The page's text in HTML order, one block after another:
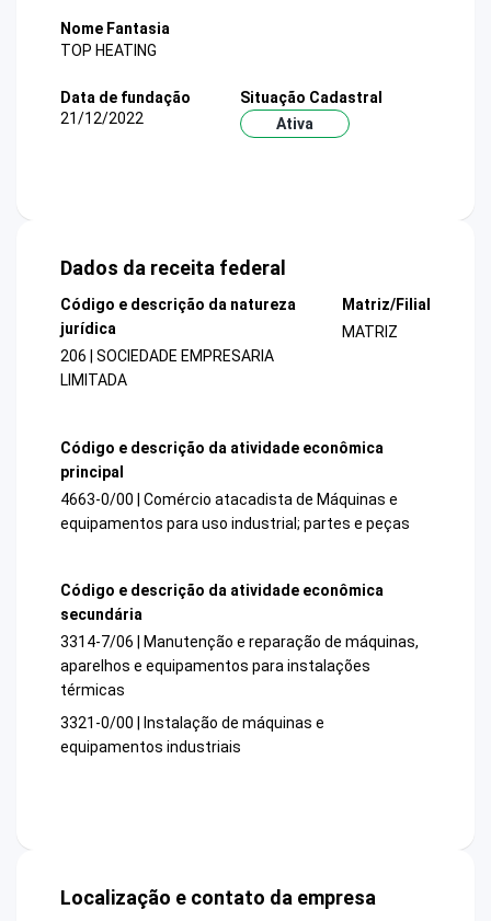
Nome Fantasia
TOP HEATING
Data de fundação
21/12/2022
Situação Cadastral
Ativa
Dados da receita federal
Código e descrição da natureza
jurídica
206 | SOCIEDADE EMPRESARIA
LIMITADA
Matriz/Filial
MATRIZ
Código e descrição da atividade econômica
principal
4663-0/00 | Comércio atacadista de Máquinas e
equipamentos para uso industrial; partes e peças
Código e descrição da atividade econômica
secundária
3314-7/06 | Manutenção e reparação de máquinas,
aparelhos e equipamentos para instalações
térmicas
3321-0/00 | Instalação de máquinas e
equipamentos industriais
Localização e contato da empresa